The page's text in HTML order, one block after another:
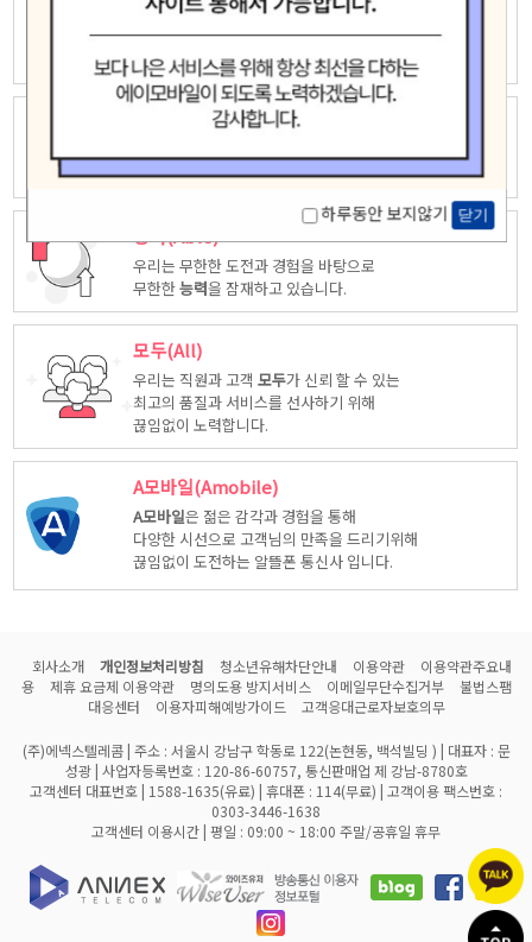
하루동안 보지않기 닫기
우리는 고객중심 능력은 고객을 위해 다양한
시각에서 만들어진놀라운상품을
제공합니다.
노력하겠습니다.
능력(Able)
우리는 무한한 도전과 경험을 바탕으로
무한한능력을 잠재하고 있습니다.
모두(All)
우리는 직원과 고객모두가 신뢰 할 수 있는
최고의 품질과 서비스를 선사하기 위해
끊임없이 노력합니다.
A모바일(Amobile)
A모바일은 젊은 감각과 경험을 통해
다양한 시선으로 고객님의 만족을 드리기위해
끊임없이 도전하는 알뜰폰 통신사 입니다.
회사소개 개인정보처리방침 청소년유해차단안내 이용약관
이용약관주요내
용
제휴 요금제 이용약관 명의도용 방지서비스 이메일무단수집거부
불법스팸
대응센터
이용자피해예방가이드 고객응대근로자보호의무
(주)에넥스텔레콤 | 주소 : 서울시 강남구 학동로 122(논현동, 백석빌딩 ) | 대표자 : 문
성광 | 사업자등록번호 : 120-86-60757, 통신판매업 제 강남-8780호
고객센터 대표번호 | 1588-1635(유료) | 휴대폰 : 114(무료) | 고객이용 팩스번호 :
0303-3446-1638
고객센터 이용시간 | 평일 : 09:00 ~ 18:00 주말/공휴일 휴무